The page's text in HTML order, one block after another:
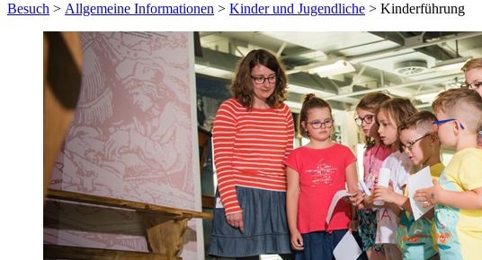
Besuch > Allgemeine Informationen > Kinder und Jugendliche > Kinderführung